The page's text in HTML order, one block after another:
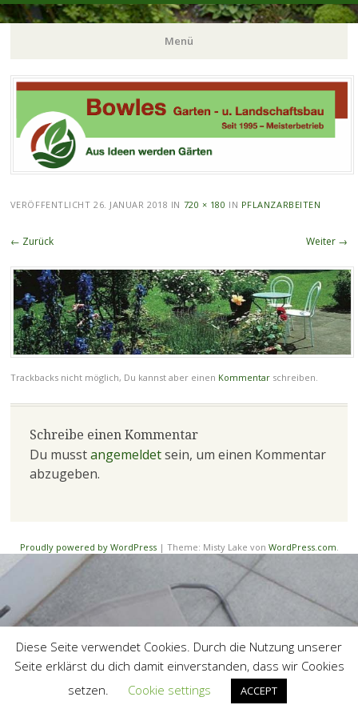
Bowles Garten- und
Landschaftsbau
Menü
Zum
springen
VERÖFFENTLICHT26. JANUAR 2018 IN 720 × 180 IN PFLANZARBEITEN
← Zurück Weiter →
Trackbacks nicht möglich, Du kannst aber einen Kommentarschreiben.
Schreibe einen Kommentar
Du musstangemeldetsein, um einen Kommentar
abzugeben.
Proudly powered by WordPress | Theme: Misty Lake von WordPress.com.
Diese Seite verwendet Cookies. Durch die Nutzung unserer
Seite erklärst du dich damit einverstanden, dass wir Cookies
setzen.
Cookie settings ACCEPT